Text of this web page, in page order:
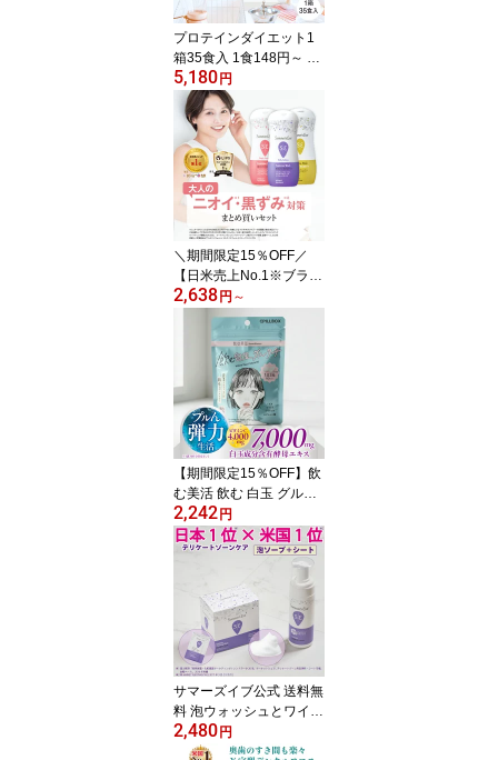
2月末】
プロテインダイエット1
箱35食入 1食148円～ 5
種×7袋 美ボディ タンパ
ク質 置き換えダイエット
シェイク ビタミン 食物
繊維 乳酸菌 ソイプロテ
イン 女性用 プロポリス
スムージー ピルボックス
低カロリー logi ダイエッ
ト食品
5,180 円
＼期間限定15％OFF／
【日米売上No.1※ブラン
ド】まとめ買いセット
（選べる5タイプ）デリ
ケートゾーン 用 ボディ
ソープ セット サマーズ
イブ フェミニンウォッシ
ュ マルチベネフィット
石鹸 ph 臭い 黒ずみ まと
め買い Summer's eve su
mmerseve logi 保湿 vio
匂い
2,638 円 ～
【期間限定15％OFF】飲
む美活 飲む 白玉 グルタ
チ オン・ビューティー
高濃度7000mg白玉成分
ビタミンC 4000mg 配合
ンタ ヒアルロン酸 セラ
ミド CICA
2,242 円
サマーズイブ公式 送料無
料 泡ウォッシュとワイプ
1箱のセット デリケート
ゾーンの臭いや黒ずみ対
2,480 円